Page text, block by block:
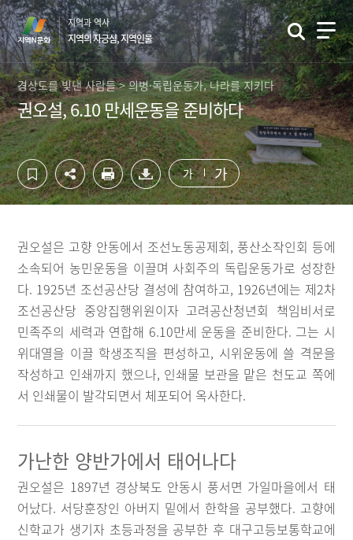
컨
텐
츠
영
역
바
로
가
기
하
단
영
역
바
로
가
기
지역과 역사
지역의 자긍심, 지역인물
경상도를 빛낸 사람들 > 의병·독립운동가, 나라를 지키다
권오설, 6.10 만세운동을 준비하다
가 가
권오설은 고향 안동에서 조선노동공제회, 풍산소작인회 등에
소속되어 농민운동을 이끌며 사회주의 독립운동가로 성장한
다. 1925년 조선공산당 결성에 참여하고, 1926년에는 제2차
조선공산당 중앙집행위원이자 고려공산청년회 책임비서로
민족주의 세력과 연합해 6.10만세 운동을 준비한다. 그는 시
위대열을 이끌 학생조직을 편성하고, 시위운동에 쓸 격문을
작성하고 인쇄까지 했으나, 인쇄물 보관을 맡은 천도교 쪽에
서 인쇄물이 발각되면서 체포되어 옥사한다.
가난한 양반가에서 태어나다
권오설은 1897년 경상북도 안동시 풍서면 가일마을에서 태
어났다. 서당훈장인 아버지 밑에서 한학을 공부했다. 고향에
신학교가 생기자 초등과정을 공부한 후 대구고등보통학교에